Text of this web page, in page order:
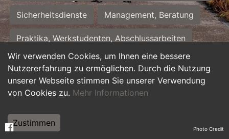
Wir verwenden Cookies, um Ihnen eine bessere
Nutzererfahrung zu ermöglichen. Durch die Nutzung
unserer Webseite stimmen Sie unserer Verwendung
von Cookies zu. Mehr Informationen
Zustimmen
Sicherheitsdienste Management, Beratung
Praktika, Werkstudenten, Abschlussarbeiten
Personalwesen Assistenz, Sekretariat
Hilfskräfte, Aushilfs- und Nebenjobs
Weiterbildung, Studium, duale Ausbildung Photo Credit